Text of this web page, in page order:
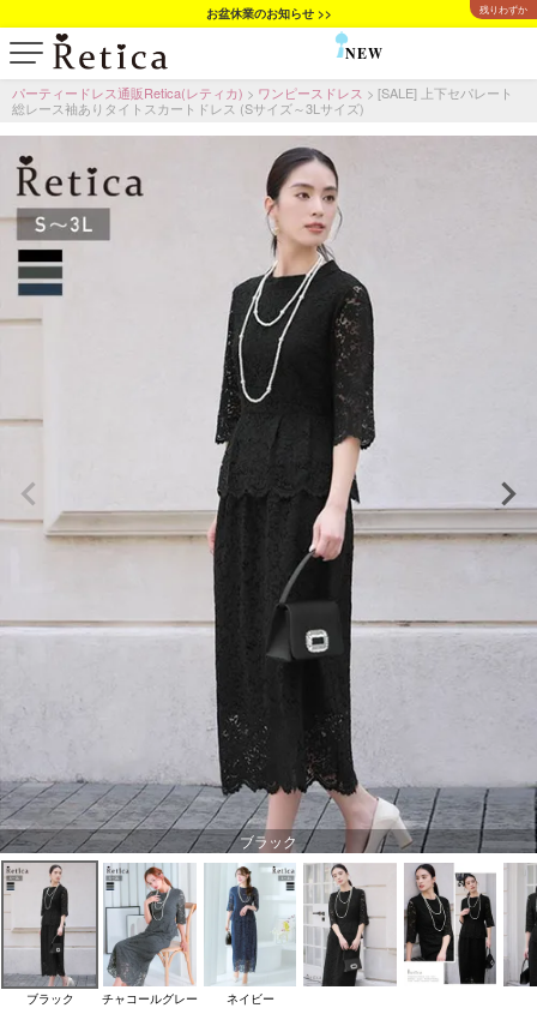
お盆休業のお知らせ >>
NEW
パーティードレス通販Retica(レティカ) ワンピースドレス
[SALE] 上下セパレート
総レース袖ありタイトスカートドレス (Sサイズ～3Lサイズ)
ブラック
ブラック チャコールグレー ネイビー
残りわずか